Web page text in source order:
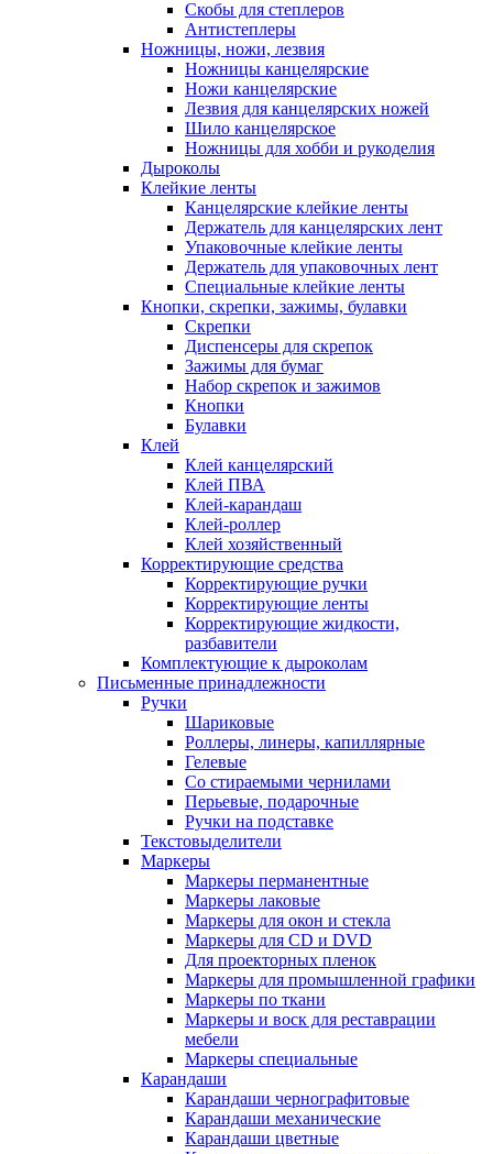
Скобы для степлеров
Антистеплеры
Ножницы, ножи, лезвия
Ножницы канцелярские
Ножи канцелярские
Лезвия для канцелярских ножей
Шило канцелярское
Ножницы для хобби и рукоделия
Дыроколы
Клейкие ленты
Канцелярские клейкие ленты
Держатель для канцелярских лент
Упаковочные клейкие ленты
Держатель для упаковочных лент
Специальные клейкие ленты
Кнопки, скрепки, зажимы, булавки
Скрепки
Диспенсеры для скрепок
Зажимы для бумаг
Набор скрепок и зажимов
Кнопки
Булавки
Клей
Клей канцелярский
Клей ПВА
Клей-карандаш
Клей-роллер
Клей хозяйственный
Корректирующие средства
Корректирующие ручки
Корректирующие ленты
Корректирующие жидкости,
разбавители
Комплектующие к дыроколам
Письменные принадлежности
Ручки
Шариковые
Роллеры, линеры, капиллярные
Гелевые
Со стираемыми чернилами
Перьевые, подарочные
Ручки на подставке
Текстовыделители
Маркеры
Маркеры перманентные
Маркеры лаковые
Маркеры для окон и стекла
Маркеры для CD и DVD
Для проекторных пленок
Маркеры для промышленной графики
Маркеры по ткани
Маркеры и воск для реставрации
мебели
Маркеры специальные
Карандаши
Карандаши чернографитовые
Карандаши механические
Карандаши цветные